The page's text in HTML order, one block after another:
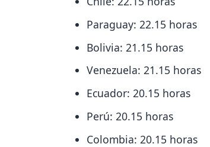
Paraguay: 22.15 horas
Bolivia: 21.15 horas
Venezuela: 21.15 horas
Ecuador: 20.15 horas
Perú: 20.15 horas
Colombia: 20.15 horas